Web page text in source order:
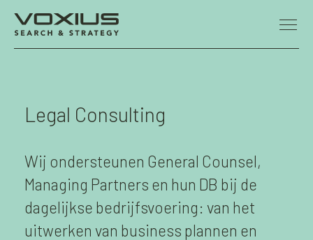
Legal Consulting
Wij ondersteunen General Counsel,
Managing Partners en hun DB bij de
dagelijkse bedrijfsvoering: van het
uitwerken van business plannen en